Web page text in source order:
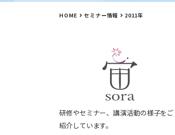
HOME セミナー情報 2011年
研修やセミナー、講演活動の様子をご
紹介しています。